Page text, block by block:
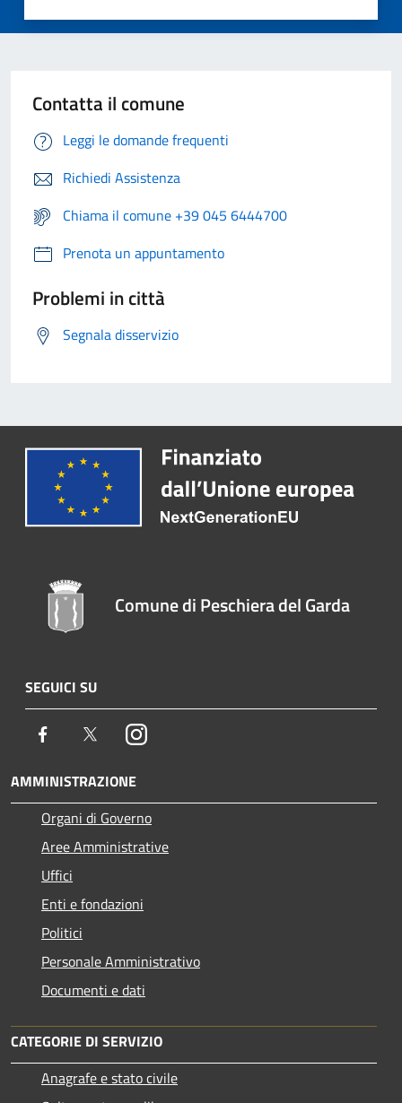
Contatta il comune
Leggi le domande frequenti
Richiedi Assistenza
Chiama il comune +39 045 6444700
Prenota un appuntamento
Problemi in città
Segnala disservizio
Comune di Peschiera del Garda
SEGUICI SU
Facebook TwitterInstagram
AMMINISTRAZIONE
Organi di Governo
Aree Amministrative
Uffici
Enti e fondazioni
Politici
Personale Amministrativo
Documenti e dati
CATEGORIE DI SERVIZIO
Anagrafe e stato civile